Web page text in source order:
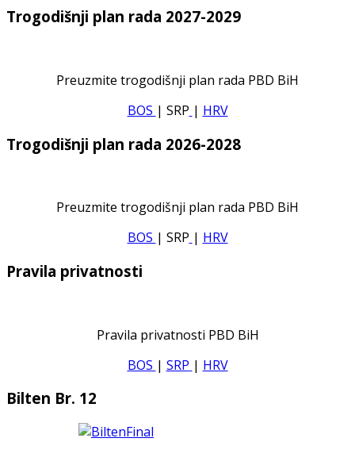
Trogodišnji plan rada 2027-2029
Preuzmite trogodišnji plan rada PBD BiH
BOS | SRP | HRV
Trogodišnji plan rada 2026-2028
Preuzmite trogodišnji plan rada PBD BiH
BOS | SRP | HRV
Pravila privatnosti
Pravila privatnosti PBD BiH
BOS | SRP | HRV
Bilten Br. 12